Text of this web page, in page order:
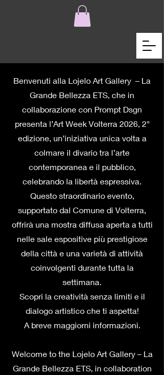
Benvenuti alla Lojelo Art Gallery – La
Grande Bellezza ETS, che in
collaborazione con Prompt Dsgn
presenta l’Art Week Volterra 2026, 2°
edizione, un’iniziativa unica volta a
colmare il divario tra l’arte
contemporanea e il pubblico,
celebrando la libertà espressiva.
Questo straordinario evento,
supportato dal Comune di Volterra,
offrirà una mostra diffusa aperta a tutti
nelle sale espositive più prestigiose
della città e una varietà di attività
coinvolgenti durante tutta la
settimana.
Scopri la creatività senza limiti e il
dialogo artistico che ti aspetta!
A breve maggiorni informazioni.
Welcome to the Lojelo Art Gallery – La
Grande Bellezza ETS, in collaboration